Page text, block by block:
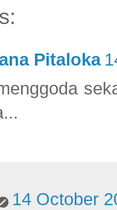
Pitaloka
14 October